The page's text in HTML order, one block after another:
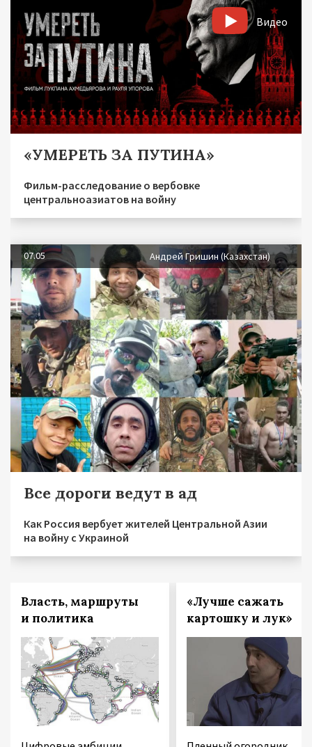
Видео
«УМЕРЕТЬ ЗА ПУТИНА»
Фильм-расследование о вербовке
центральноазиатов на войну
07.05 Андрей Гришин (Казахстан)
Все дороги ведут в ад
Как Россия вербует жителей Центральной Азии
на войну с Украиной
Власть, маршруты
и политика
«Лучше сажать
картошку и лук»